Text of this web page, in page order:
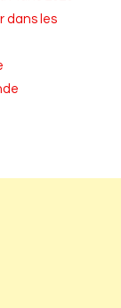
dans les